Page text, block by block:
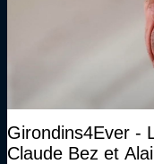
Girondins4Ever -
Claude Bez et